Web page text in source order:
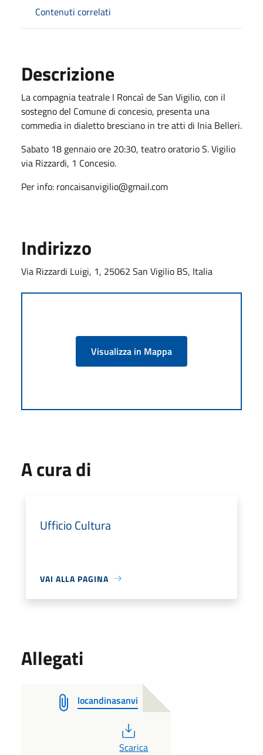
Contenuti correlati
Descrizione
La compagnia teatrale I Roncaì de San Vigilio, con il
sostegno del Comune di concesio, presenta una
commedia in dialetto bresciano in tre atti di Inia Belleri.
Sabato 18 gennaio ore 20:30, teatro oratorio S. Vigilio
via Rizzardi, 1 Concesio.
Per info: roncaisanvigilio@gmail.com
Indirizzo
Via Rizzardi Luigi, 1, 25062 San Vigilio BS, Italia
Visualizza in Mappa
A cura di
Ufficio Cultura
VAI ALLA PAGINA
Allegati
locandinasanvi
PDF
Scarica